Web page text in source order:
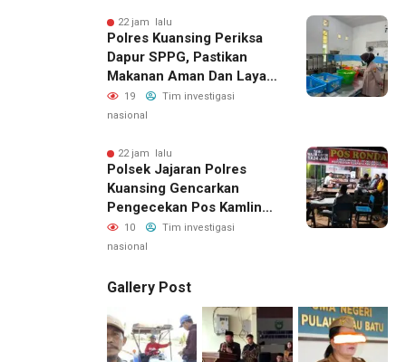
Belanja Bernilai Besar Jadi
Sorotan; LSM GEMPUR
Siapkan Laporan ke
Kejaksaan
22 jam lalu
Polres Kuansing Periksa
Dapur SPPG, Pastikan
Makanan Aman Dan Layak
Dikonsumsi
19
Tim investigasi
nasional
22 jam lalu
Polsek Jajaran Polres
Kuansing Gencarkan
Pengecekan Pos Kamling,
Kapolres Ajak Warga Aktif
Jaga Keamanan
10
Tim investigasi
nasional
Gallery Post